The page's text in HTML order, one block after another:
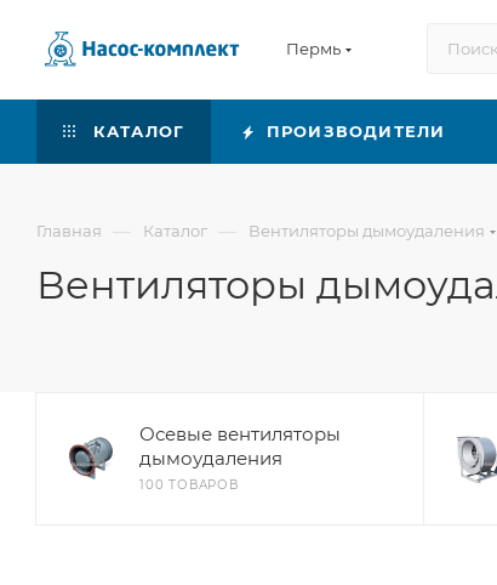
Пермь
КАТАЛОГ ПРОИЗВОДИТЕЛИ
Главная — Каталог — Вентиляторы дымоудаления
Вентиляторы
Осевые вентиляторы
дымоудаления
100 ТОВАРОВ